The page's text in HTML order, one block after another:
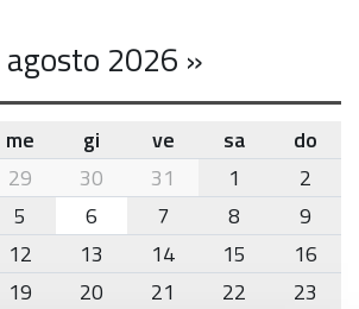
agosto 2026 »
me gi ve sa
do
29 30 31 1
2
5 6 7 8
9
12 13 14 15
16
19 20 21 22
23